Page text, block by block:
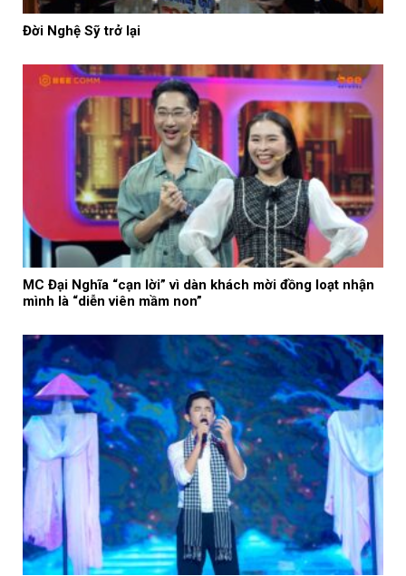
Đời Nghệ Sỹ trở lại
MC Đại Nghĩa “cạn lời” vì dàn khách mời đồng loạt nhận
mình là “diễn viên mầm non”